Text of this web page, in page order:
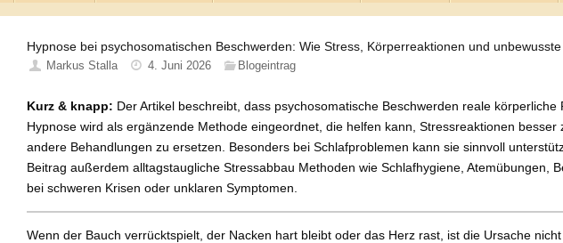
Hypnose bei psychosomatischen Beschwerden: Wie Stress, Körperreaktionen und
Markus Stalla 4. Juni 2026 Blogeintrag
Kurz & knapp: Der Artikel beschreibt, dass psychosomatische Beschwerden reale
Hypnose wird als ergänzende Methode eingeordnet, die helfen kann, Stressreaktionen
andere Behandlungen zu ersetzen. Besonders bei Schlafproblemen kann sie sinnvoll
Beitrag außerdem alltagstaugliche Stressabbau Methoden wie Schlafhygiene,
bei schweren Krisen oder unklaren Symptomen.
Wenn der Bauch verrücktspielt, der Nacken hart bleibt oder das Herz rast, ist die Ursache